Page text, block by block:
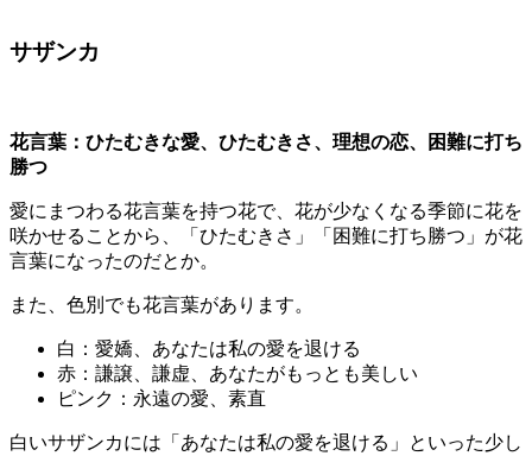
サザンカ
花言葉：ひたむきな愛、ひたむきさ、理想の恋、困難に打ち
勝つ
愛にまつわる花言葉を持つ花で、花が少なくなる季節に花を
咲かせることから、「ひたむきさ」「困難に打ち勝つ」が花
言葉になったのだとか。
また、色別でも花言葉があります。
白：愛嬌、あなたは私の愛を退ける
赤：謙譲、謙虚、あなたがもっとも美しい
ピンク：永遠の愛、素直
白いサザンカには「あなたは私の愛を退ける」といった少し